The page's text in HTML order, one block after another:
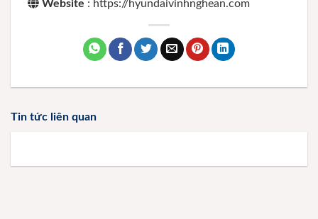
Website : https://hyundaivinhnghean.com
Tin tức liên quan